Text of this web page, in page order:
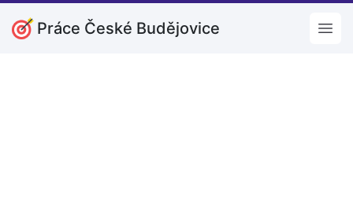
Práce České Budějovice